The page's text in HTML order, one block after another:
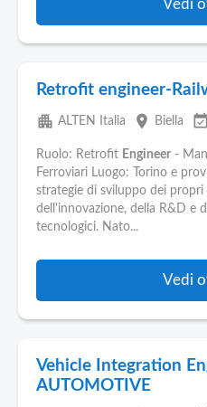
Vedi
Retrofit engineer-
apartment ALTEN Italia place Biella event_available
Ruolo: Retrofit Engineer -
Ferroviari Luogo: Torino e
strategie di sviluppo dei propri
dell'innovazione, della R&D e
tecnologici. Nato...
Vedi
Vehicle Integration
AUTOMOTIVE